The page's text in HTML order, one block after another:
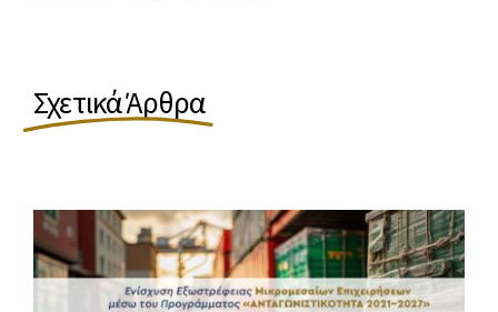
Μεταποίηση & Εφοδιαστική αλυσίδα
Πράσινη μετάβαση & Περιβαλλοντική
αναβάθμιση επιχειρήσεων
Ψηφιακός και τεχνολογικός
Σχετικά Άρθρα